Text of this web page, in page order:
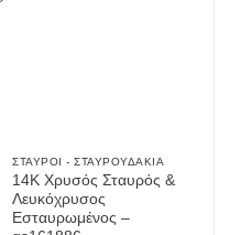
ΣΤΑΥΡΟΊ - ΣΤΑΥΡΟΥΔΆΚΙΑ
14Κ Χρυσός Σταυρός &
Λευκόχρυσος
Εσταυρωμένος –